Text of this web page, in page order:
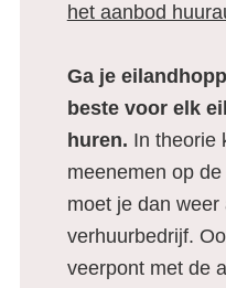
het aanbod
Ga je
beste voor elk
huren. In theorie
meenemen op
moet je dan
verhuurbedrijf.
veerpont met de